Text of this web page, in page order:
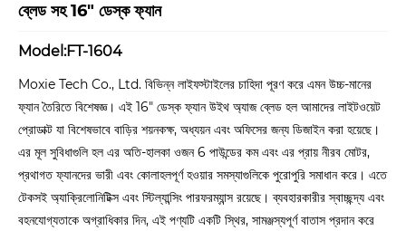
ব্লেড সহ 16" ডেস্ক ফ্যান
Model:FT-1604
Moxie Tech Co., Ltd. বিভিন্ন লাইফস্টাইলের চাহিদা পূরণ করে এমন উচ্চ-মানের
ফ্যান তৈরিতে বিশেষজ্ঞ। এই 16" ডেস্ক ফ্যান উইথ অ্যাজ ব্লেড হল আমাদের লাইটওয়েট
প্রোডাক্ট যা বিশেষভাবে বাড়ির শয়নকক্ষ, অধ্যয়ন এবং অফিসের জন্য ডিজাইন করা হয়েছে।
এর মূল সুবিধাগুলি হল এর অতি-হালকা ওজন 6 পাউন্ডের কম এবং এর প্রায় নীরব মোটর,
প্রথাগত ফ্যানদের ভারী এবং কোলাহলপূর্ণ হওয়ার সমস্যাগুলিকে পুরোপুরি সমাধান করে। এতে
টেকসই অ্যাক্রিলোনিটিক্স এবং স্টিল্যান্সিং পারফরম্যান্স রয়েছে। ব্যবহারকারীর স্বাচ্ছন্দ্য এবং
বহনযোগ্যতাকে অগ্রাধিকার দিন, এই পণ্যটি একটি স্থির, সামঞ্জস্যপূর্ণ বাতাস প্রদান করে